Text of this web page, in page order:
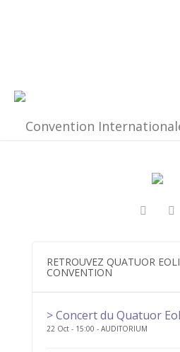
RETROUVEZ QUATUOR
CONVENTION
> Concert du Quatuor
22 Oct - 15:00 - AUDITORIUM